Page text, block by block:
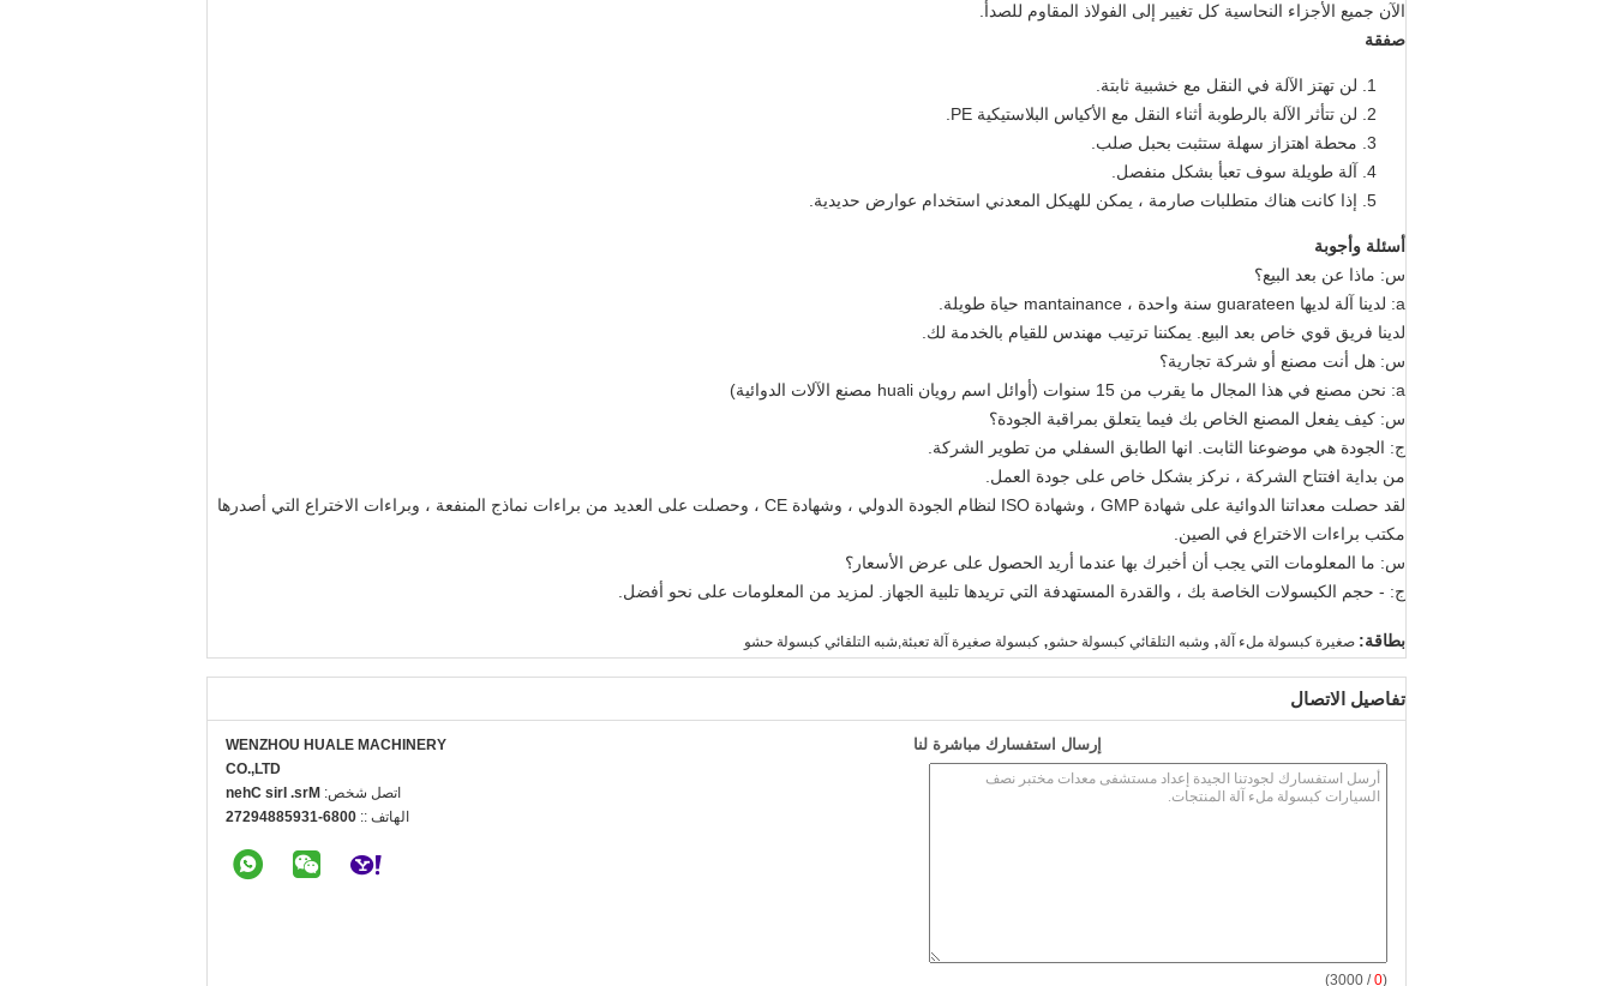
الآن جميع الأجزاء النحاسية كل تغيير إلى الفولاذ المقاوم للصدأ.
صفقة
لن تهتز الآلة في النقل مع خشبية ثابتة.
لن تتأثر الآلة بالرطوبة أثناء النقل مع الأكياس البلاستيكية PE.
محطة اهتزاز سهلة ستثبت بحبل صلب.
آلة طويلة سوف تعبأ بشكل منفصل.
إذا كانت هناك متطلبات صارمة ، يمكن للهيكل المعدني استخدام عوارض حديدية.
أسئلة وأجوبة
س: ماذا عن بعد البيع؟
a: لدينا آلة لديها guarateen سنة واحدة ، mantainance حياة طويلة.
لدينا فريق قوي خاص بعد البيع. يمكننا ترتيب مهندس للقيام بالخدمة لك.
س: هل أنت مصنع أو شركة تجارية؟
a: نحن مصنع في هذا المجال ما يقرب من 15 سنوات (أوائل اسم رويان huali مصنع الآلات الدوائية)
س: كيف يفعل المصنع الخاص بك فيما يتعلق بمراقبة الجودة؟
ج: الجودة هي موضوعنا الثابت. انها الطابق السفلي من تطوير الشركة.
من بداية افتتاح الشركة ، نركز بشكل خاص على جودة العمل.
لقد حصلت معداتنا الدوائية على شهادة GMP ، وشهادة ISO لنظام الجودة الدولي ، وشهادة CE ، وحصلت على العديد من براءات نماذج المنفعة ، وبراءات الاختراع التي أصدرها
مكتب براءات الاختراع في الصين.
س: ما المعلومات التي يجب أن أخبرك بها عندما أريد الحصول على عرض الأسعار؟
ج: - حجم الكبسولات الخاصة بك ، والقدرة المستهدفة التي تريدها تلبية الجهاز. لمزيد من المعلومات على نحو أفضل.
بطاقة: صغيرة كبسولة ملء آلة, وشبه التلقائي كبسولة حشو, كبسولة صغيرة آلة تعبئة,شبه التلقائي كبسولة حشو
تفاصيل الاتصال
WENZHOU HUALE MACHINERY
CO.,LTD
اتصل شخص: Mrs. Iris Chen
الهاتف :: 0086-13958849272
إرسال استفسارك مباشرة لنا
(
0
/ 3000)